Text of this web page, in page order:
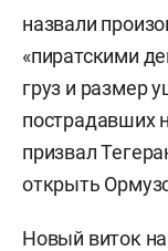
назвали
«пиратскими
груз и размер
призвал
открыть
Новый виток